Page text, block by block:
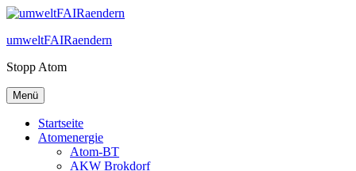
Zum
springen
umweltFAIRaendern
Stopp Atom
Menü
Startseite
Atomenergie
Atom-BT
AKW Brokdorf